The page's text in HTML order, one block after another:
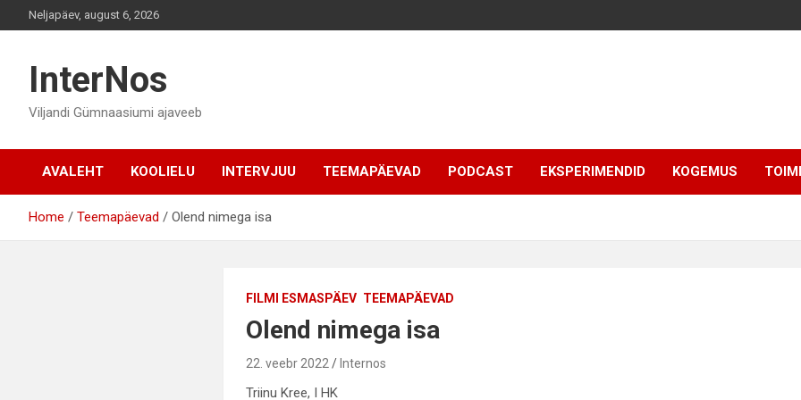
to
Neljapäev, august 6, 2026
InterNos
Viljandi Gümnaasiumi ajaveeb
AVALEHT KOOLIELU INTERVJUU TEEMAPÄEVAD PODCAST EKSPERIMENDID KOGEMUS
Home Teemapäevad Olend nimega isa
FILMI ESMASPÄEV TEEMAPÄEVAD
Olend nimega isa
22. veebr 2022 Internos
Triinu Kree, I HK